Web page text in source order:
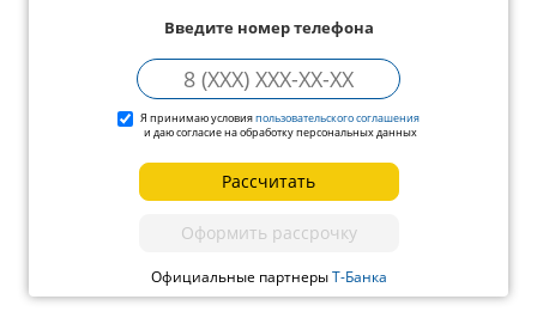
Введите номер телефона
Я принимаю условияпользовательского соглашения
и даю согласие на обработку персональных данных
Рассчитать
Оформить рассрочку
Официальные партнерыТ-Банка